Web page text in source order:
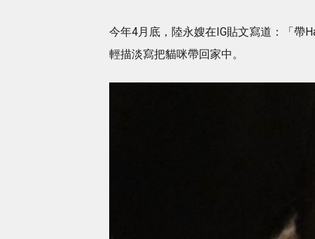
今年4月底，陸永嫂在IG貼文寫道：「帶
輕描淡寫把貓咪帶回家中。